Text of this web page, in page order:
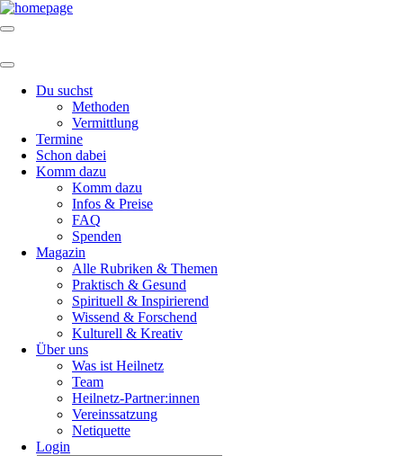
Du suchst
Methoden
Vermittlung
Termine
Schon dabei
Komm dazu
Komm dazu
Infos & Preise
FAQ
Spenden
Magazin
Alle Rubriken & Themen
Praktisch & Gesund
Spirituell & Inspirierend
Wissend & Forschend
Kulturell & Kreativ
Über uns
Was ist Heilnetz
Team
Heilnetz-Partner:innen
Vereinssatzung
Netiquette
Login